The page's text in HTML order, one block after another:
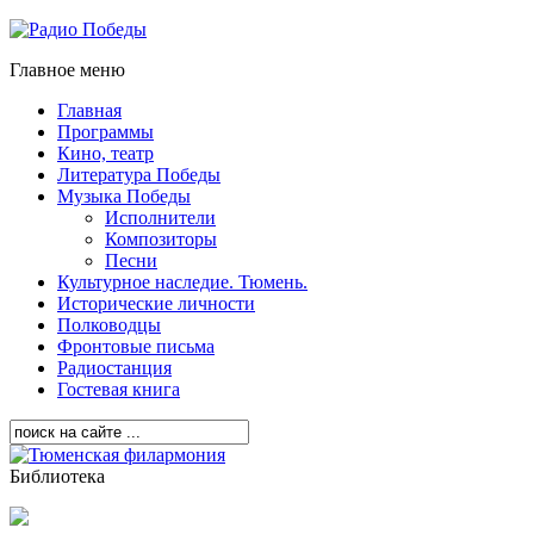
Главное меню
Главная
Программы
Кино, театр
Литература Победы
Музыка Победы
Исполнители
Композиторы
Песни
Культурное наследие. Тюмень.
Исторические личности
Полководцы
Фронтовые письма
Радиостанция
Гостевая книга
Библиотека